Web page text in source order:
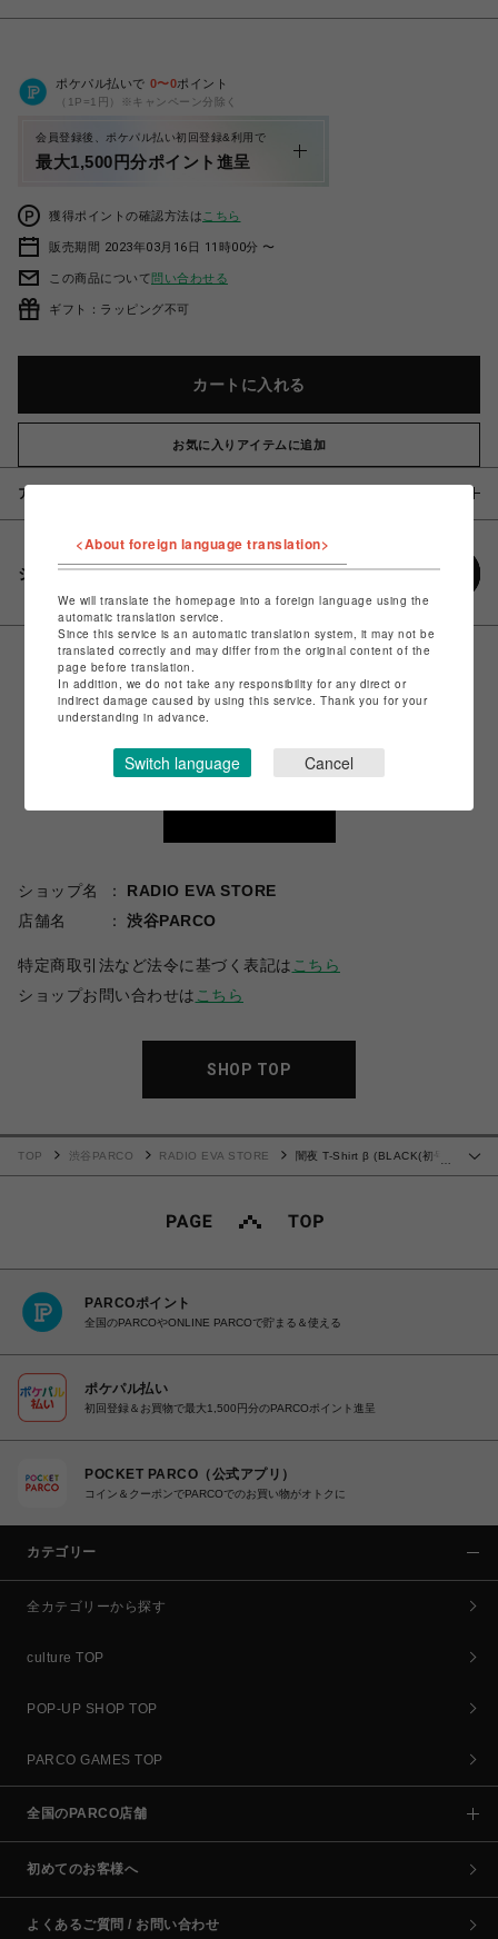
ポケパル払いで 0〜0ポイント
（1P=1円）※キャンペーン分除く
会員登録後、ポケパル払い初回登録&利用で
最大1,500円分ポイント進呈
獲得ポイントの確認方法は こちら
販売期間 2023年03月16日 11時00分 〜
この商品について問い合わせる
ギフト：ラッピング不可
カートに入れる
お気に入りアイテムに追加
アイテム説明 / 素材
シェアする
ショップ名
RADIO EVA STORE
店舗名
渋谷PARCO
特定商取引法など法令に基づく表記は こちら
ショップお問い合わせは こちら
SHOP TOP
TOP 渋谷PARCO RADIO EVA STORE
闇夜 T-Shirt β (BLACK(初号
PARCOポイント
全国のPARCOやONLINE PARCOで貯まる＆使える
ポケパル払い
初回登録＆お買物で最大1,500円分のPARCOポイント進呈
POCKET PARCO（公式アプリ）
コイン＆クーポンでPARCOでのお買い物がオトクに
カテゴリー
全カテゴリーから探す
culture TOP
POP-UP SHOP TOP
PARCO GAMES TOP
全国のPARCO店舗
初めてのお客様へ
よくあるご質問 / お問い合わせ
<About foreign language translation>
We will translate the homepage into a foreign language using the
automatic translation service.
Since this service is an automatic translation system, it may not be
translated correctly and may differ from the original content of the
page before translation.
In addition, we do not take any responsibility for any direct or
indirect damage caused by using this service. Thank you for your
understanding in advance.
Switch language Cancel